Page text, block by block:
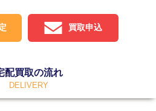
買取申込
配買取の流れ
DELIVERY